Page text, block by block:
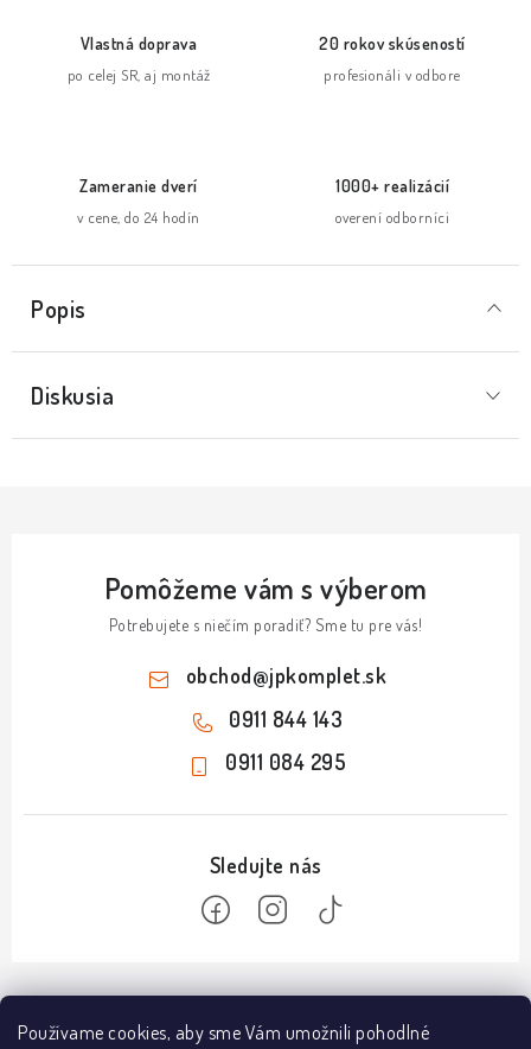
Používame cookies, aby sme Vám umožnili pohodlné
Vlastná doprava
po celej SR, aj montáž
20 rokov skúseností
profesionáli v odbore
Zameranie dverí
v cene, do 24 hodín
1000+ realizácií
overení odborníci
Popis
Diskusia
Pomôžeme vám s výberom
Potrebujete s niečím poradiť? Sme tu pre vás!
obchod@jpkomplet.sk
0911 844 143
0911 084 295
Z
á
Informácie